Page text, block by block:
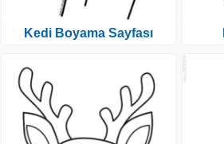
Kedi Boyama Sayfası